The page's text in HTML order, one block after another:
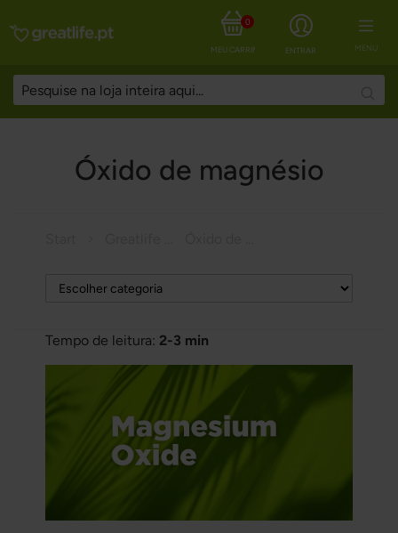
MENU
ENTRAR
MEU CARRINHO
0
Óxido de magnésio
Tempo de leitura: 2-3 min